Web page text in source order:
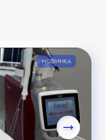
НОВИНКА